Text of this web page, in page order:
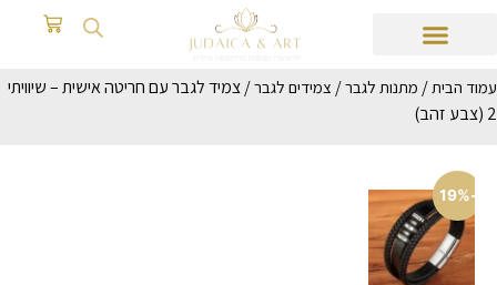
עמוד הבית/ מתנות לגבר/ צמידים לגבר/ צמיד לגבר עם חריטה אישית – שיוויתי
2 (צבע זהב)
-19%